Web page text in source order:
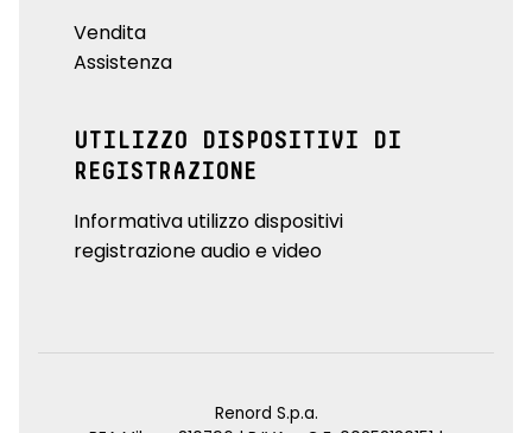
Vendita
Assistenza
UTILIZZO DISPOSITIVI DI
REGISTRAZIONE
Informativa utilizzo dispositivi
registrazione audio e video
Renord S.p.a.